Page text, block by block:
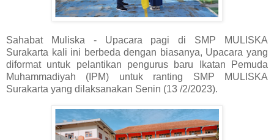
Sahabat Muliska - Upacara pagi di SMP MULISKA
Surakarta kali ini berbeda dengan biasanya, Upacara yang
diformat untuk pelantikan pengurus baru Ikatan Pemuda
Muhammadiyah (IPM) untuk ranting SMP MULISKA
Surakarta yang dilaksanakan Senin (13 /2/2023).